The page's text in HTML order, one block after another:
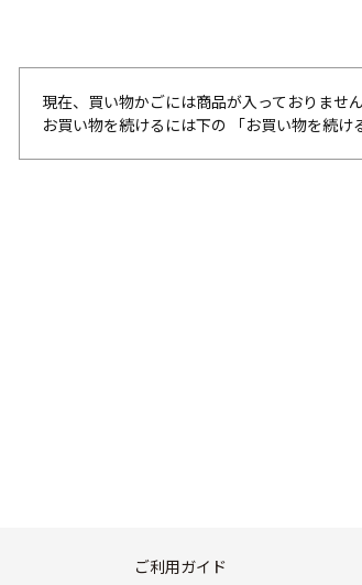
現在、買い物かごには商品が入っておりません
お買い物を続けるには下の 「お買い物を続け
ご利用ガイド